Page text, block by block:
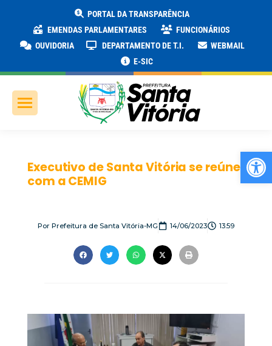
PORTAL DA TRANSPARÊNCIA
EMENDAS PARLAMENTARES
FUNCIONÁRIOS
OUVIDORIA
DEPARTAMENTO DE T.I.
WEBMAIL
E-SIC
Executivo de Santa Vitória se reúne
com a CEMIG
Por Prefeitura de Santa Vitória-MG 14/06/2023 13:59